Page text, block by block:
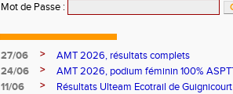
Mot de Passe :
27/06 >
AMT 2026, résultats complets
24/06
>
AMT 2026, podium féminin 100%
11/06
>
Résultats Ulteam Ecotrail de Guignicourt